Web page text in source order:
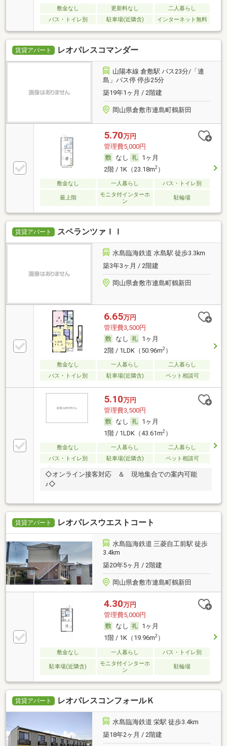
敷金なし 更新料なし
二人暮らし
バス・トイレ別
駐車場(近隣含) インターネット無料
賃貸アパート レオパレスコマンダー
山陽本線 倉敷駅 バス23分/「連
島」バス停 停歩25分
築19年1ヶ月 / 2階建
岡山県倉敷市連島町鶴新田
5.70万円
管理費5,000円
なし
1ヶ月
2階 / 1K（23.18m2）
敷金なし 一人暮らし バス・トイレ別
最上階
モニタ付インターホ
ン
駐輪場
賃貸アパート スペランツァＩＩ
水島臨海鉄道 水島駅 徒歩3.3km
築3年3ヶ月 / 2階建
岡山県倉敷市連島町鶴新田
6.65万円
管理費3,500円
なし
1ヶ月
2階 / 1LDK（50.96m2）
敷金なし 一人暮らし
二人暮らし
バス・トイレ別
駐車場(近隣含) ペット相談可
5.10万円
管理費3,500円
なし
1ヶ月
1階 / 1LDK（43.61m2）
敷金なし 一人暮らし
二人暮らし
バス・トイレ別
駐車場(近隣含) ペット相談可
◇オンライン接客対応 ＆ 現地集合での案内可能
♪◇
賃貸アパート レオパレスウエストコート
水島臨海鉄道 三菱自工前駅 徒歩
3.4km
築20年5ヶ月 / 2階建
岡山県倉敷市連島町鶴新田
4.30万円
管理費5,000円
なし
1ヶ月
1階 / 1K（19.96m2）
敷金なし 一人暮らし バス・トイレ別
駐車場(近隣含)
モニタ付インターホ
ン
駐輪場
賃貸アパート レオパレスコンフォールＫ
水島臨海鉄道 栄駅 徒歩3.4km
築18年2ヶ月 / 2階建